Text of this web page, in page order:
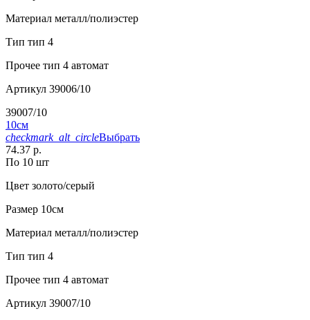
Материал металл/полиэстер
Тип тип 4
Прочее тип 4 автомат
Артикул 39006/10
39007/10
10см
checkmark_alt_circleВыбрать
74.37 р.
По 10 шт
Цвет золото/серый
Размер 10см
Материал металл/полиэстер
Тип тип 4
Прочее тип 4 автомат
Артикул 39007/10